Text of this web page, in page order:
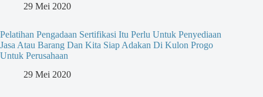
29 Mei 2020
Pelatihan Pengadaan Sertifikasi Itu Perlu Untuk Penyediaan
Jasa Atau Barang Dan Kita Siap Adakan Di Kulon Progo
Untuk Perusahaan
29 Mei 2020